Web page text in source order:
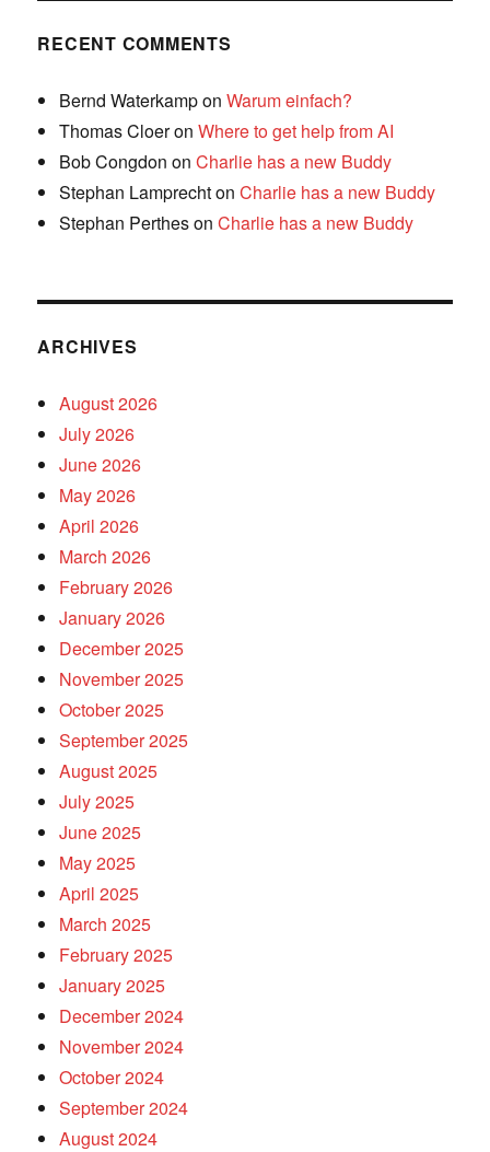
RECENT COMMENTS
Bernd WaterkamponWarum einfach?
Thomas CloeronWhere to get help from AI
Bob Congdon onCharlie has a new Buddy
Stephan LamprechtonCharlie has a new Buddy
Stephan PerthesonCharlie has a new Buddy
ARCHIVES
August 2026
July 2026
June 2026
May 2026
April 2026
March 2026
February 2026
January 2026
December 2025
November 2025
October 2025
September 2025
August 2025
July 2025
June 2025
May 2025
April 2025
March 2025
February 2025
January 2025
December 2024
November 2024
October 2024
September 2024
August 2024